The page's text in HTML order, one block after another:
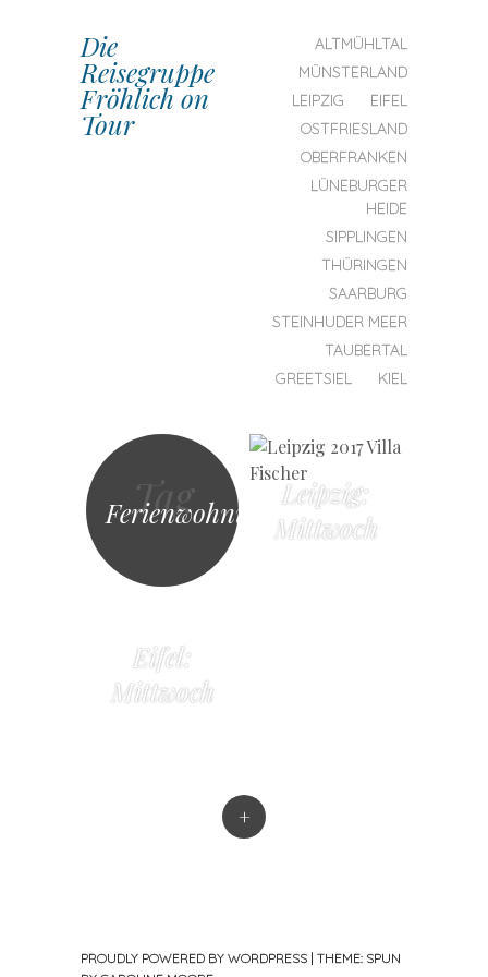
Die
Reisegruppe
Fröhlich on
Tour
MENUALTMÜHLTAL
MÜNSTERLAND
LEIPZIG
EIFEL
OSTFRIESLAND
OBERFRANKEN
LÜNEBURGER
HEIDE
SIPPLINGEN
THÜRINGEN
SAARBURG
STEINHUDER MEER
TAUBERTAL
GREETSIEL
KIEL
Tag
Ferienwohnung
Leipzig:
Mittwoch
Eifel:
Mittwoch
+
PROUDLY POWERED BY WORDPRESS | THEME: SPUN